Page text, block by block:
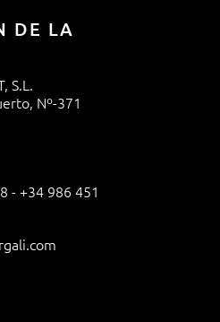
DE LA
S.L.
Nº-371
- +34 986 451